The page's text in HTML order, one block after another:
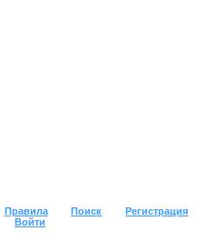
Правила Поиск
Регистрация
Войти